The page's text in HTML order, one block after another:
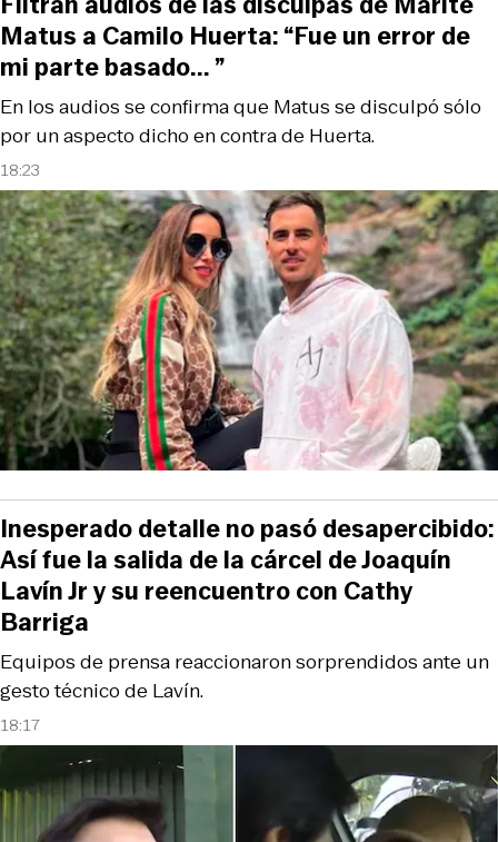
18:23
En los audios se confirma que Matus se disculpó sólo
por un aspecto dicho en contra de Huerta.
Matus a Camilo Huerta: “Fue un error de
mi parte basado... ”
18:17
Equipos de prensa reaccionaron sorprendidos ante un
gesto técnico de Lavín.
Inesperado detalle no pasó desapercibido:
Así fue la salida de la cárcel de Joaquín
Lavín Jr y su reencuentro con Cathy
Barriga